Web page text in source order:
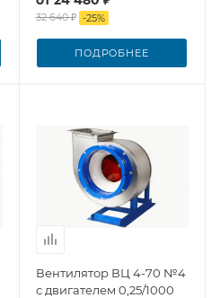
32 640 ₽ -25%
ПОДРОБНЕЕ
Вентилятор ВЦ 4-70 №4
с двигателем 0,25/1000